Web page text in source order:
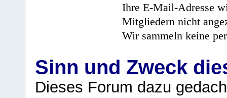
Ihre E-Mail-Adresse
Mitgliedern nicht
Wir sammeln keine
Sinn und Zweck
Dieses Forum dazu